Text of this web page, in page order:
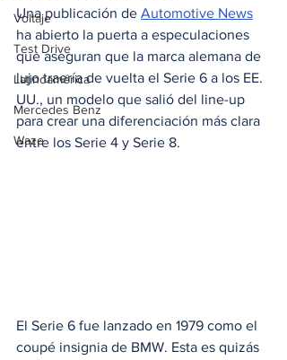
Voltaje
Test Drive
Latinoamérica
Mercedes Benz
Waze
Una publicación de Automotive News
ha abierto la puerta a especulaciones
que aseguran que la marca alemana de
lujo traería de vuelta el Serie 6 a los EE.
UU., un modelo que salió del line-up
para crear una diferenciación más clara
entre los Serie 4 y Serie 8.
El Serie 6 fue lanzado en 1979 como el
coupé insignia de BMW. Esta es quizás